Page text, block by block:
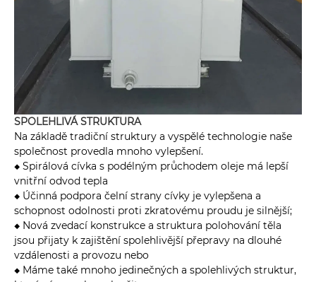
SPOLEHLIVÁ STRUKTURA
Na základě tradiční struktury a vyspělé technologie naše
společnost provedla mnoho vylepšení.
◆ Spirálová cívka s podélným průchodem oleje má lepší
vnitřní odvod tepla
◆ Účinná podpora čelní strany cívky je vylepšena a
schopnost odolnosti proti zkratovému proudu je silnější;
◆ Nová zvedací konstrukce a struktura polohování těla
jsou přijaty k zajištění spolehlivější přepravy na dlouhé
vzdálenosti a provozu nebo
◆ Máme také mnoho jedinečných a spolehlivých struktur,